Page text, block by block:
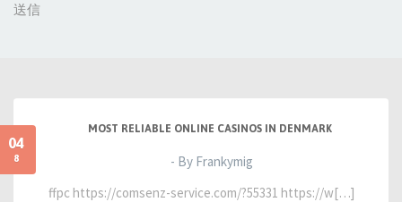
送信
04
8
MOST RELIABLE ONLINE CASINOS IN DENMARK
- By Frankymig
ffpc https://comsenz-service.com/?55331 https://w[…]